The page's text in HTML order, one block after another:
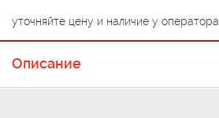
уточняйте цену и наличие у оператора
Описание